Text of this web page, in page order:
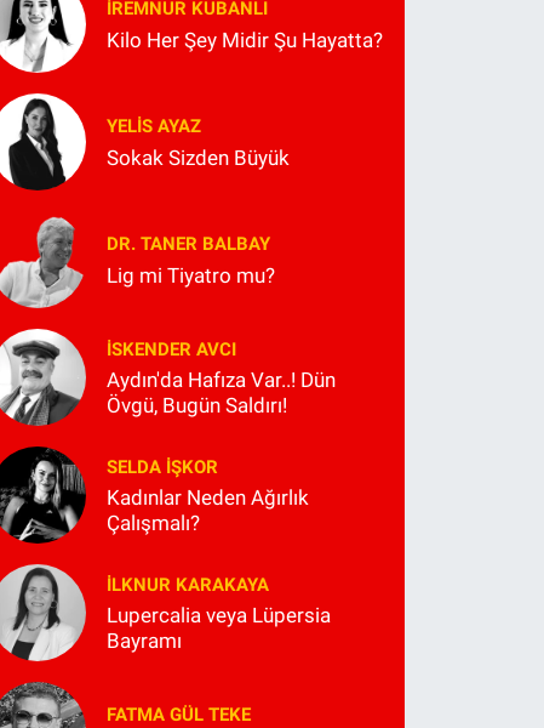
İREMNUR KUBANLI
Kilo Her Şey Midir Şu Hayatta?
YELIS AYAZ
Sokak Sizden Büyük
DR. TANER BALBAY
Lig mi Tiyatro mu?
İSKENDER AVCI
Aydın'da Hafıza Var..! Dün
Övgü, Bugün Saldırı!
SELDA İŞKOR
Kadınlar Neden Ağırlık
Çalışmalı?
İLKNUR KARAKAYA
Lupercalia veya Lüpersia
Bayramı
FATMA GÜL TEKE